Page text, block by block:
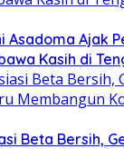
Asadoma Ajak
Kasih di
Beta Bersih,